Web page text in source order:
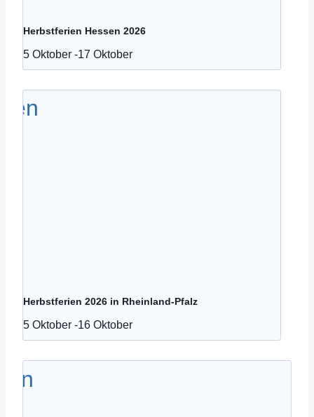
Herbstferien Hessen 2026
5 Oktober -17 Oktober
Herbstferien 2026 in Rheinland-Pfalz
5 Oktober -16 Oktober